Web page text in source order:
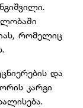
რომელიც
და
კარგი